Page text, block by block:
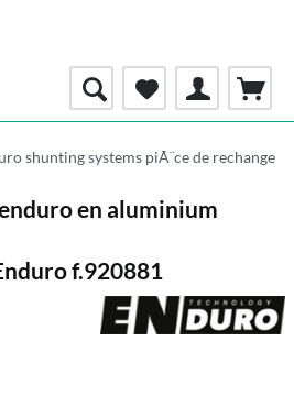
shunting systems piÃ¨ce de rechange
en aluminium
f.920881